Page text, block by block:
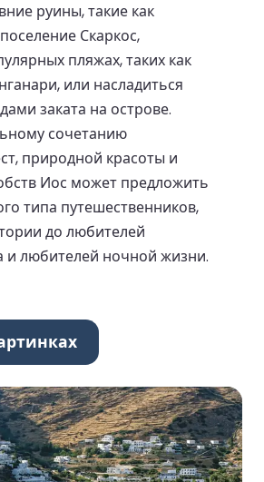
руины, такие как
Скаркос,
пляжах, таких как
или насладиться
заката на острове.
сочетанию
природной красоты и
Иос может предложить
типа путешественников,
до любителей
и любителей ночной жизни.